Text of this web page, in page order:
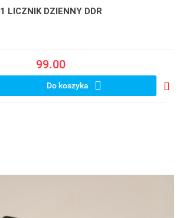
1 LICZNIK DZIENNY DDR
99.00
Do koszyka